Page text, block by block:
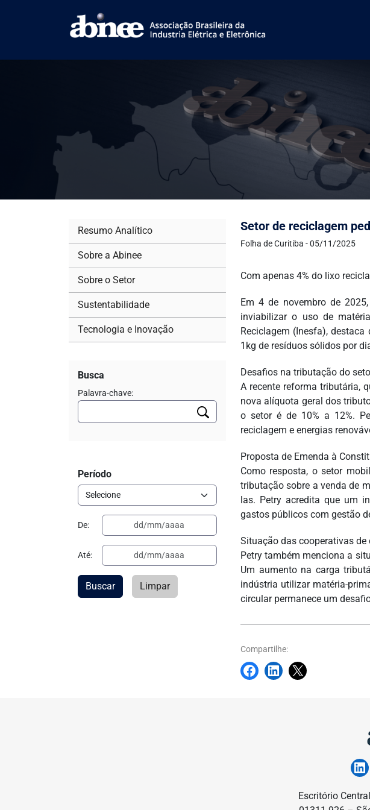
Setor de reciclagem
Folha de Curitiba - 05/11/2025
Com apenas 4% do lixo
Em 4 de novembro de
inviabilizar o uso de
Reciclagem (Inesfa),
1kg de resíduos sólidos por
Desafios na tributação do
A recente reforma tributária,
nova alíquota geral dos
o setor é de 10% a 12%.
reciclagem e energias
Proposta de Emenda à
Como resposta, o setor
tributação sobre a venda de
las. Petry acredita que um
gastos públicos com gestão
Situação das cooperativas de
Petry também menciona a
Um aumento na carga
indústria utilizar matéria-
circular permanece um
Compartilhe:
Resumo Analítico
Sobre a Abinee
Sobre o Setor
Sustentabilidade
Tecnologia e Inovação
Busca
Palavra-chave:
Período
De:
Até:
Buscar Limpar
Escritório